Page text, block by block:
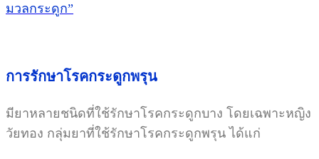
มวลกระดูก”
การรักษาโรคกระดูกพรุน
มียาหลายชนิดที่ใช้รักษาโรคกระดูกบาง โดยเฉพาะหญิง
วัยทอง กลุ่มยาที่ใช้รักษาโรคกระดูกพรุน ได้แก่